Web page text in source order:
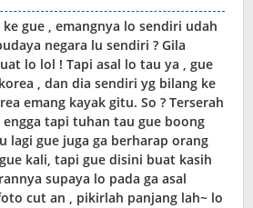
gue , emangnya lo sendiri udah
negara lu sendiri ? Gila
lo lol ! Tapi asal lo tau ya , gue
, dan dia sendiri yg bilang ke
emang kayak gitu. So ? Terserah
engga tapi tuhan tau gue boong
lagi gue juga ga berharap orang
kali, tapi gue disini buat kasih
supaya lo pada ga asal
cut an , pikirlah panjang lah~ lo